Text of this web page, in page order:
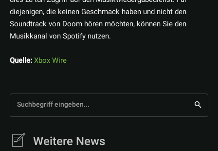
diejenigen, die keinen Geschmack haben und nicht den
Soundtrack von Doom hören möchten, können Sie den
Musikkanal von Spotify nutzen.
Quelle:Xbox Wire
Suchbegriff eingeben...
Weitere News